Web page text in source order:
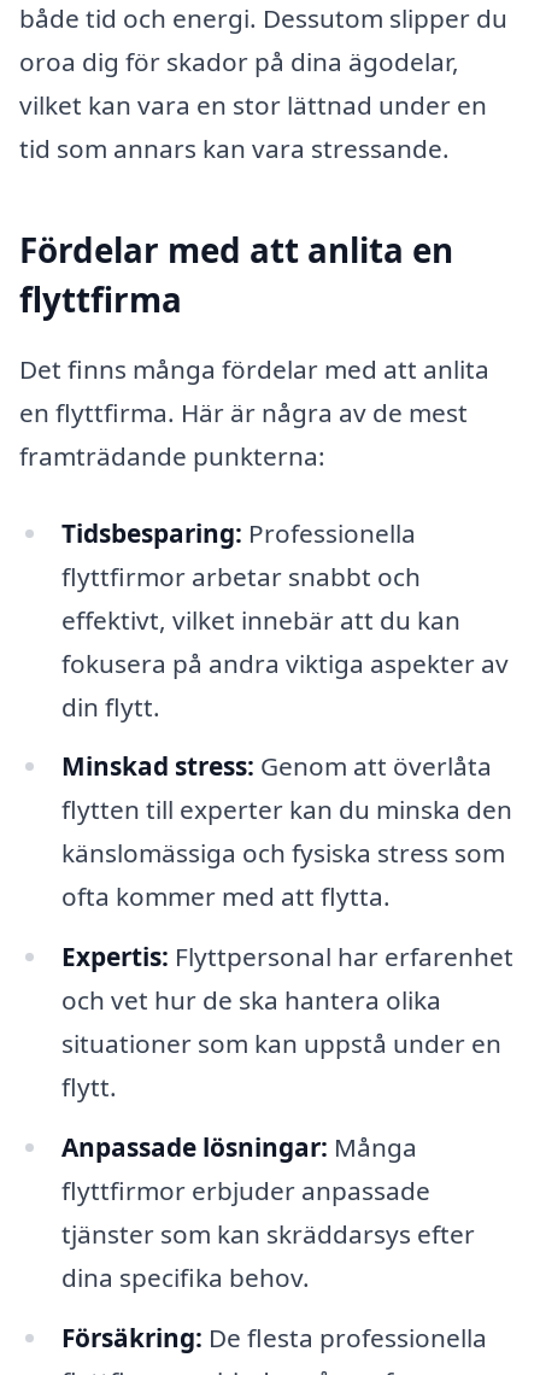
både tid och energi. Dessutom slipper du
oroa dig för skador på dina ägodelar,
vilket kan vara en stor lättnad under en
tid som annars kan vara stressande.
Fördelar med att anlita en
flyttfirma
Det finns många fördelar med att anlita
en flyttfirma. Här är några av de mest
framträdande punkterna:
Tidsbesparing: Professionella
flyttfirmor arbetar snabbt och
effektivt, vilket innebär att du kan
fokusera på andra viktiga aspekter av
din flytt.
Minskad stress: Genom att överlåta
flytten till experter kan du minska den
känslomässiga och fysiska stress som
ofta kommer med att flytta.
Expertis: Flyttpersonal har erfarenhet
och vet hur de ska hantera olika
situationer som kan uppstå under en
flytt.
Anpassade lösningar: Många
flyttfirmor erbjuder anpassade
tjänster som kan skräddarsys efter
dina specifika behov.
Försäkring: De flesta professionella